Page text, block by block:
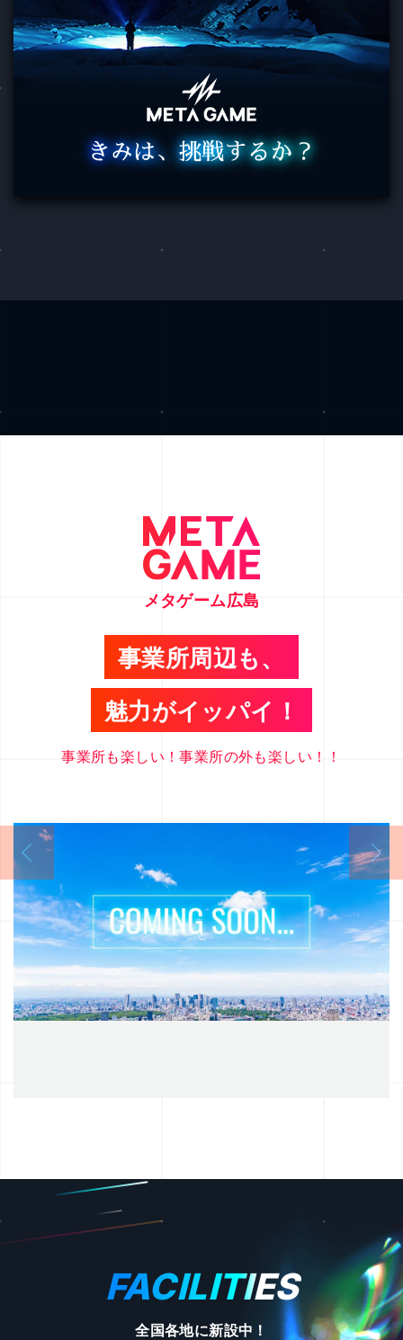
メタゲーム広島
事業所周辺も、
魅力がイッパイ！
事業所も楽しい！事業所の外も楽しい！！
FACILITIES
全国各地に新設中！